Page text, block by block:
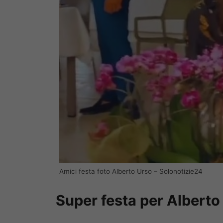
Amici festa foto Alberto Urso – Solonotizie24
Super festa per Alberto